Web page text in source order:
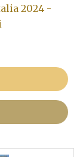
2024 -